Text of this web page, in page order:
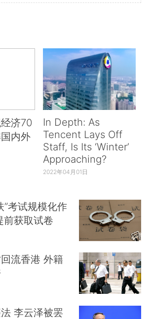
济70
内外
In Depth: As
Tencent Lays Off
Staff, Is Its ‘Winter’
Approaching?
2022年04月01日
”考试规模化作
前获取试卷
流香港 外籍
李云泽被罢